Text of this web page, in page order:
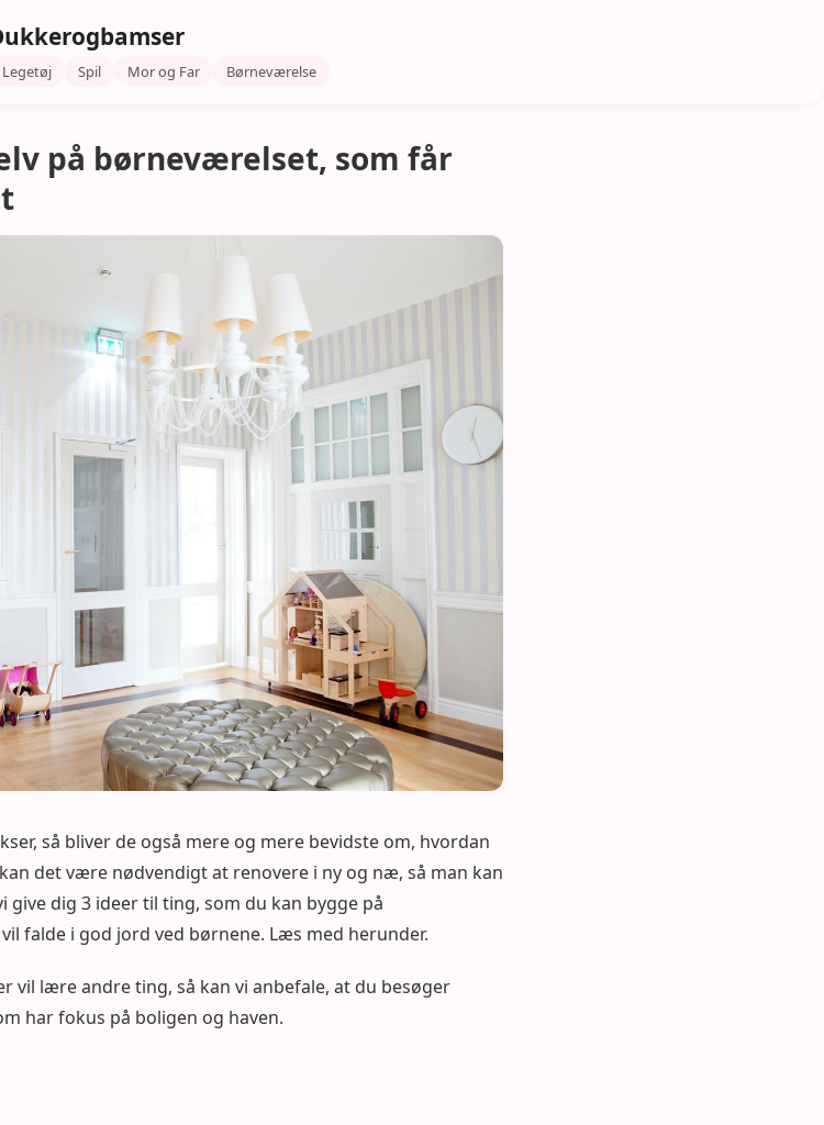
Legetøj Spil Mor og Far Børneværelse
på børneværelset, som får
så bliver de også mere og mere bevidste om, hvordan
det være nødvendigt at renovere i ny og næ, så man kan
dig 3 ideer til ting, som du kan bygge på
falde i god jord ved børnene. Læs med herunder.
vil lære andre ting, så kan vi anbefale, at du besøger
har fokus på boligen og haven.